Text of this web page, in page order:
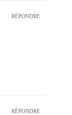
RÉPONDRE
RÉPONDRE